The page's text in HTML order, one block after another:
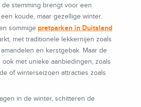
stemming brengt voor een
koude, maar gezellige winter.
sommige pretparken in Duitsland
met traditionele lekkernijen zoals
en kerstgebak. Maar de
met unieke aanbiedingen, zoals
of winterseizoen attracties zoals
in de winter, schitteren de